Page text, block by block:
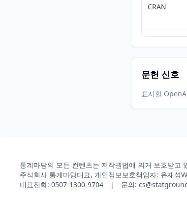
CRAN
문헌 신호
표시할
통계마당의 모든 컨텐츠는 저작권법에 의거 보호받고
주식회사 통계마당대표, 개인정보보호책임자: 유재성
대표전화: 0507-1300-9704 | 문의: